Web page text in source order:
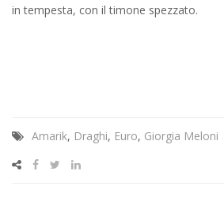
in tempesta, con il timone spezzato.
Amarik, Draghi, Euro, Giorgia Meloni